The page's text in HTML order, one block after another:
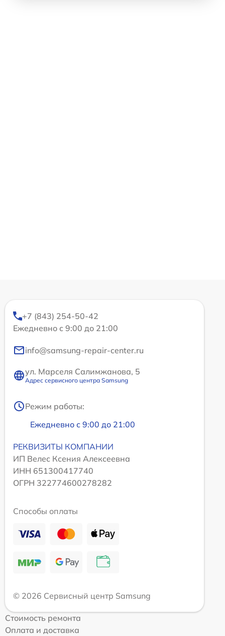
+7 (843) 254-50-42
Ежедневно с 9:00 до 21:00
info@samsung-repair-center.ru
ул. Марселя Салимжанова, 5
Адрес сервисного центра Samsung
Режим работы:
Ежедневно с 9:00 до 21:00
РЕКВИЗИТЫ КОМПАНИИ
ИП Велес Ксения Алексеевна
ИНН 651300417740
ОГРН 322774600278282
Способы оплаты
© 2026 Сервисный центр Samsung
Стоимость ремонта
Оплата и доставка